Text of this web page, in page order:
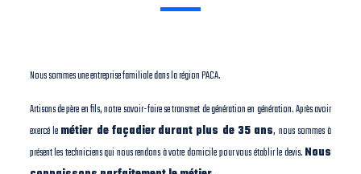
Nous sommes une entreprise familiale dans la région PACA.
Artisans de père en fils, notre savoir-faire se transmet de génération en génération. Après avoir
exercé lemétier de façadierdurant plus de 35 ans, nous sommes à
présent les techniciens qui nous rendons à votre domicile pour vous établir le devis.Nous